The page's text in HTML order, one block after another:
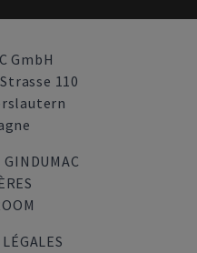
GmbH
110
GINDUMAC